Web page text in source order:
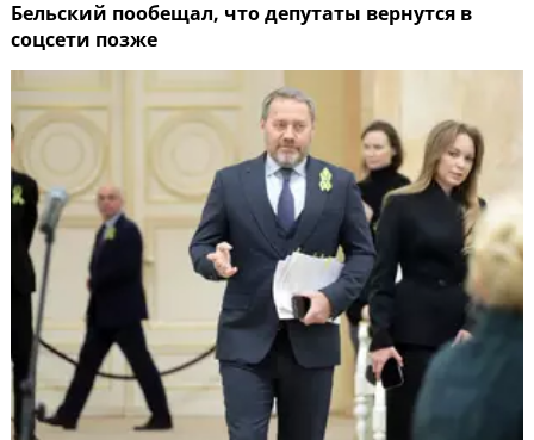
Бельский пообещал, что депутаты вернутся в
соцсети позже